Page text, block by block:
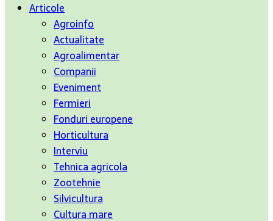
Articole
Agroinfo
Actualitate
Agroalimentar
Companii
Eveniment
Fermieri
Fonduri europene
Horticultura
Interviu
Tehnica agricola
Zootehnie
Silvicultura
Cultura mare